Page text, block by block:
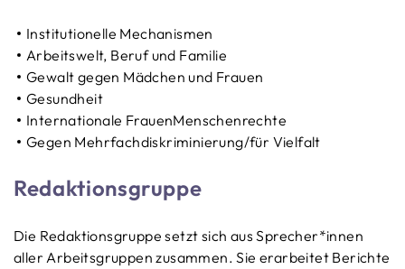
Institutionelle Mechanismen
Arbeitswelt, Beruf und Familie
Gewalt gegen Mädchen und Frauen
Gesundheit
Internationale FrauenMenschenrechte
Gegen Mehrfachdiskriminierung/für Vielfalt
Redaktionsgruppe
Die Redaktionsgruppe setzt sich aus Sprecher*innen
aller Arbeitsgruppen zusammen. Sie erarbeitet Berichte